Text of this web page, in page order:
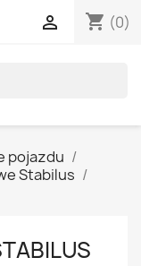
shopping_cart (0)

pojazdu
Stabilus